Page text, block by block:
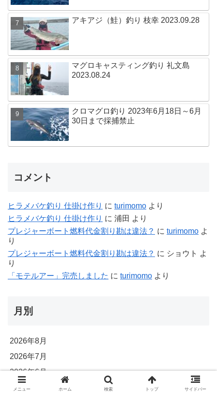
アキアジ（鮭）釣り 枝幸 2023.09.28
マグロキャスティング釣り 礼文島
2023.08.24
クロマグロ釣り 2023年6月18日～6月
30日まで採捕禁止
コメント
ヒラメバケ釣り 仕掛け作り に turimomo より
ヒラメバケ釣り 仕掛け作り に 浦田 より
プレジャーボート燃料代金割り勘は違法？ に turimomo よ
り
プレジャーボート燃料代金割り勘は違法？ に ショウト よ
り
「モテルアー」完売しました に turimomo より
月別
2026年8月
2026年7月
2026年6月
2026年5月
メニュー ホーム 検索 トップ サイドバー